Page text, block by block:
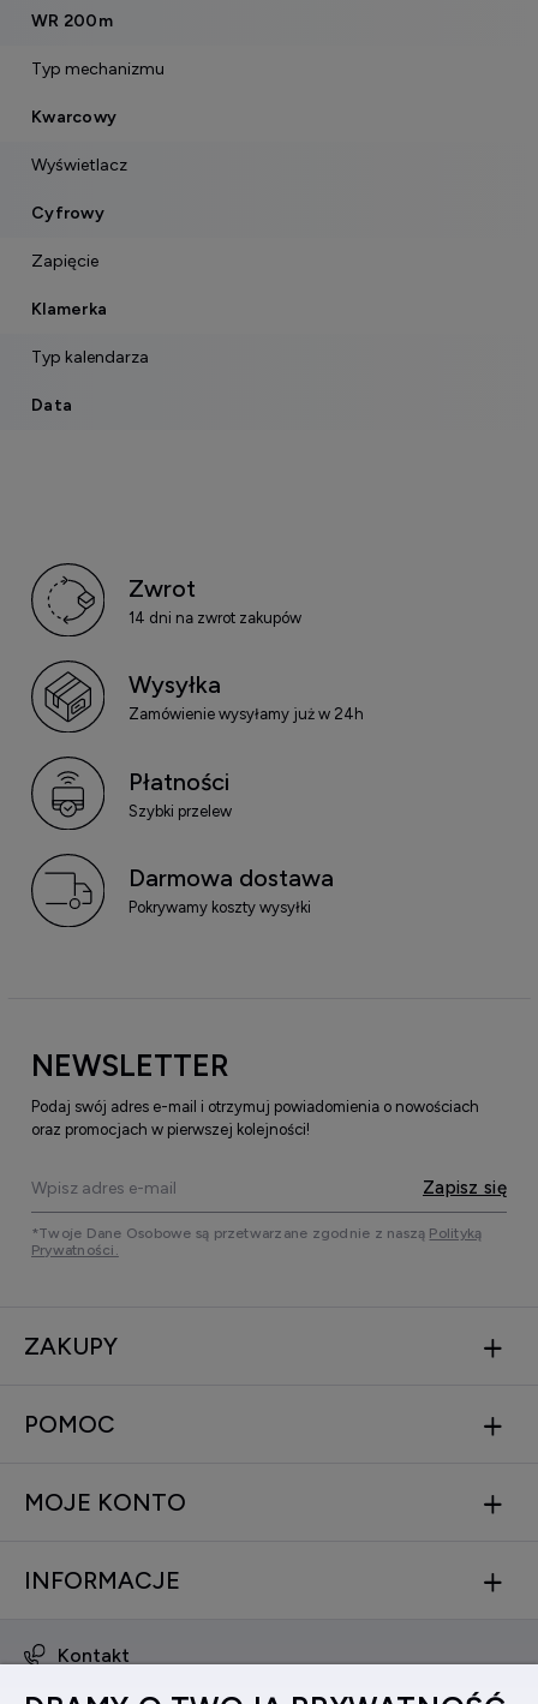
WR 200m
Typ mechanizmu
Kwarcowy
Wyświetlacz
Cyfrowy
Zapięcie
Klamerka
Typ kalendarza
Data
Zwrot
14 dni na zwrot zakupów
Wysyłka
Zamówienie wysyłamy już w 24h
Płatności
Szybki przelew
Darmowa dostawa
Pokrywamy koszty wysyłki
NEWSLETTER
Podaj swój adres e-mail i otrzymuj powiadomienia o nowościach
oraz promocjach w pierwszej kolejności!
Zapisz się
*Twoje Dane Osobowe są przetwarzane zgodnie z naszą Polityką
Prywatności.
ZAKUPY
POMOC
MOJE KONTO
INFORMACJE
Kontakt